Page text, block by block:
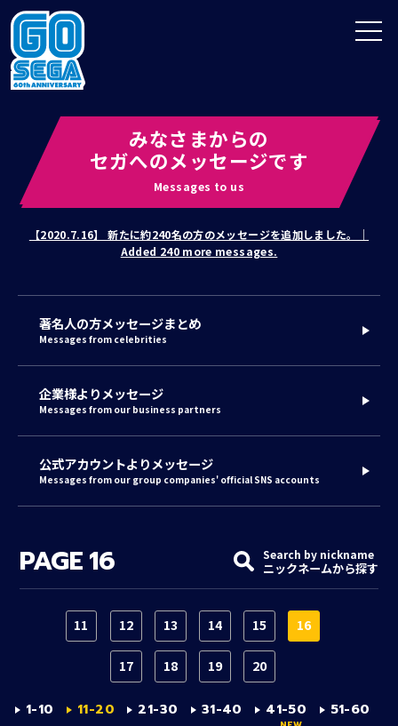
EN
みなさまからの
セガへのメッセージです
Messages to us
【2020.7.16】 新たに約240名の方のメッセージを追加しました。｜
Added 240 more messages.
著名人の方メッセージまとめ
Messages from celebrities
企業様よりメッセージ
Messages from our business partners
公式アカウントよりメッセージ
Messages from our group companies' official SNS accounts
PAGE16 Search by nickname
ニックネームから探す
11 12 13 14 15 16
17 18 19 20
1-10 11-20 21-30 31-40 41-50
51-60